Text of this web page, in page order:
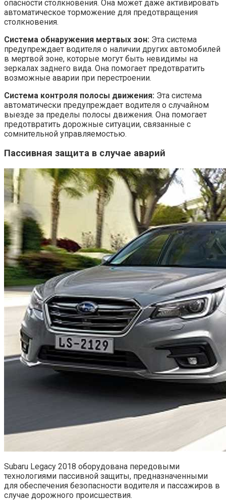
опасности столкновения. Она может даже активировать
автоматическое торможение для предотвращения
столкновения.
Система обнаружения мертвых зон: Эта система
предупреждает водителя о наличии других автомобилей
в мертвой зоне, которые могут быть невидимы на
зеркалах заднего вида. Она помогает предотвратить
возможные аварии при перестроении.
Система контроля полосы движения: Эта система
автоматически предупреждает водителя о случайном
выезде за пределы полосы движения. Она помогает
предотвратить дорожные ситуации, связанные с
сомнительной управляемостью.
Пассивная защита в случае аварий
Subaru Legacy 2018 оборудована передовыми
технологиями пассивной защиты, предназначенными
для обеспечения безопасности водителя и пассажиров в
случае дорожного происшествия.